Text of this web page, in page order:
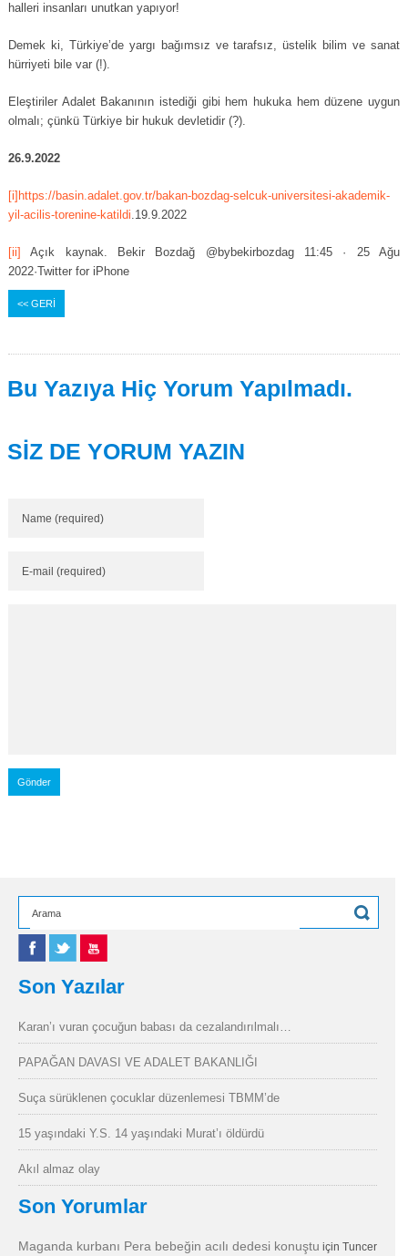
halleri insanları unutkan yapıyor!
Demek ki, Türkiye’de yargı bağımsız ve tarafsız, üstelik bilim ve sanat
hürriyeti bile var (!).
Eleştiriler Adalet Bakanının istediği gibi hem hukuka hem düzene uygun
olmalı; çünkü Türkiye bir hukuk devletidir (?).
26.9.2022
[i] https://basin.adalet.gov.tr/bakan-bozdag-selcuk-universitesi-akademik-
yil-acilis-torenine-katildi.19.9.2022
[ii]
Açık kaynak. Bekir Bozdağ @bybekirbozdag 11:45 · 25 Ağu
2022·Twitter for iPhone
<< GERİ
Bu Yazıya Hiç Yorum Yapılmadı.
SİZ DE YORUM YAZIN
Son Yazılar
Karan’ı vuran çocuğun babası da cezalandırılmalı…
PAPAĞAN DAVASI VE ADALET BAKANLIĞI
Suça sürüklenen çocuklar düzenlemesi TBMM’de
15 yaşındaki Y.S. 14 yaşındaki Murat’ı öldürdü
Akıl almaz olay
Son Yorumlar
Maganda kurbanı Pera bebeğin acılı dedesi konuştu için Tuncer